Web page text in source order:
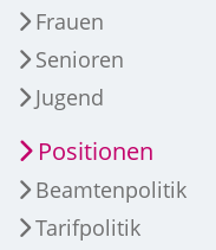
Frauen
Senioren
Jugend
Positionen
Beamtenpolitik
Tarifpolitik